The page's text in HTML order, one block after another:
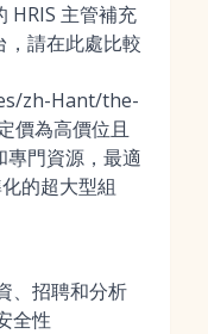
HRIS 主管補充
，請在此處比較
zh-Hant/the-
價為高價位且
專門資源，最適
的超大型組
、招聘和分析
全性